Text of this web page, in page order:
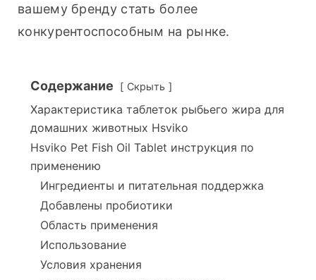
вашему бренду стать более
конкурентоспособным на рынке.
Содержание Скрыть
Характеристика таблеток рыбьего жира для
домашних животных Hsviko
Hsviko Pet Fish Oil Tablet инструкция по
применению
Ингредиенты и питательная поддержка
Добавлены пробиотики
Область применения
Использование
Условия хранения